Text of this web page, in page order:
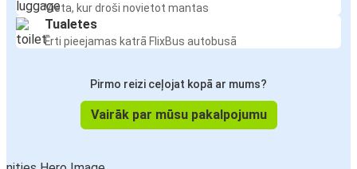
Vieta, kur droši novietot mantas
Tualetes
Ērti pieejamas katrā FlixBus autobusā
Pirmo reizi ceļojat kopā ar mums?
Vairāk par mūsu pakalpojumu